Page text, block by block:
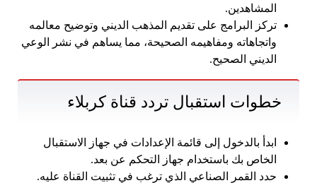
المشاهدين.
تركز البرامج على تقديم المذهب الديني وتوضيح معالمه
واتجاهاته ومفاهيمه الصحيحة، مما يساهم في نشر الوعي
الديني الصحيح.
خطوات استقبال تردد قناة كربلاء
ابدأ بالدخول إلى قائمة الإعدادات في جهاز الاستقبال
الخاص بك باستخدام جهاز التحكم عن بعد.
حدد القمر الصناعي الذي ترغب في تثبيت القناة عليه.